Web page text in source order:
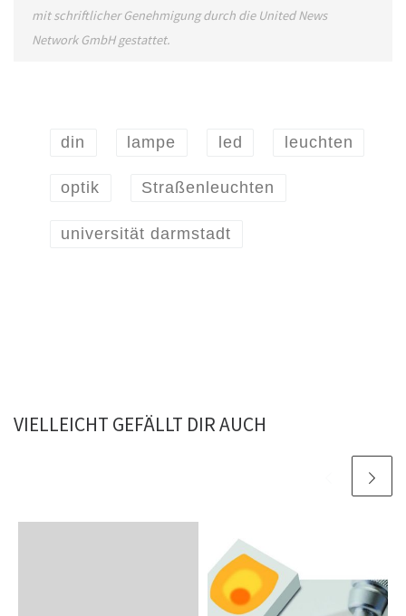
mit schriftlicher Genehmigung durch die United News
Network GmbH gestattet.
din lampe led leuchten
optik Straßenleuchten
universität darmstadt
VIELLEICHT GEFÄLLT DIR AUCH